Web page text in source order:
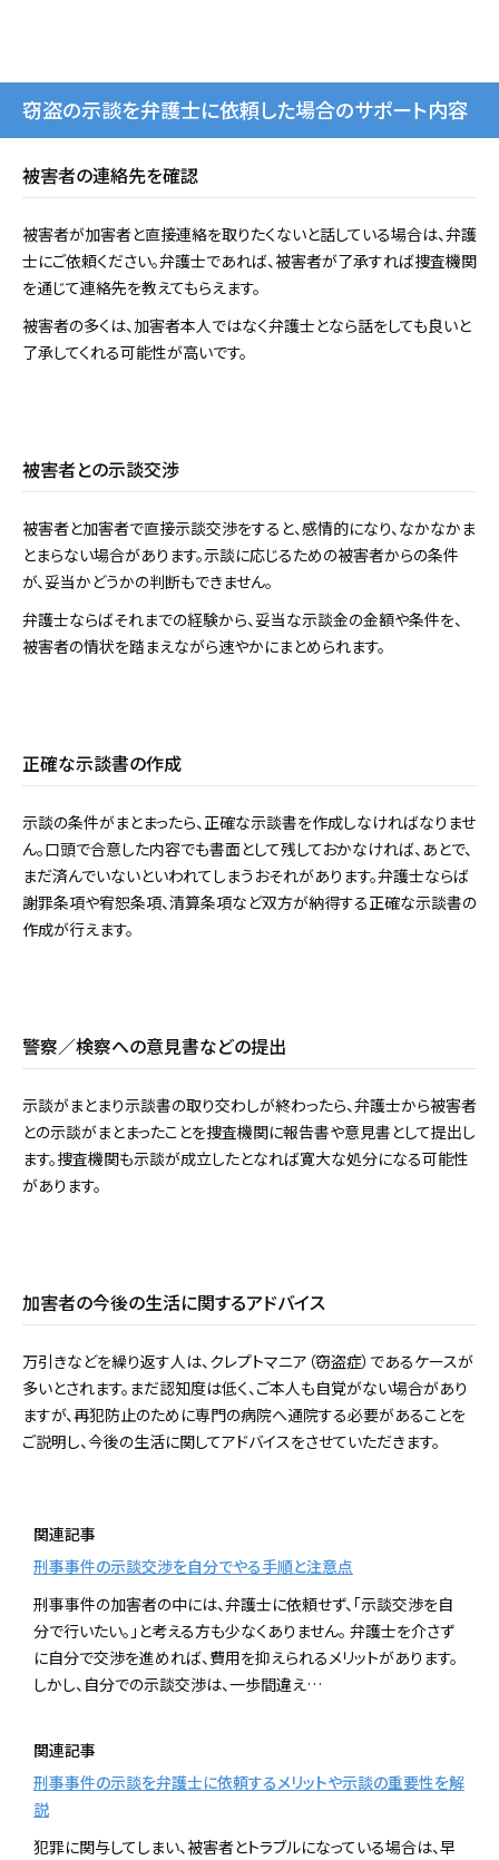
窃盗の示談を弁護士に依頼した場合のサポート内容
被害者の連絡先を確認
被害者が加害者と直接連絡を取りたくないと話している場合は、弁護
士にご依頼ください。弁護士であれば、被害者が了承すれば捜査機関
を通じて連絡先を教えてもらえます。
被害者の多くは、加害者本人ではなく弁護士となら話をしても良いと
了承してくれる可能性が高いです。
被害者との示談交渉
被害者と加害者で直接示談交渉をすると、感情的になり、なかなかま
とまらない場合があります。示談に応じるための被害者からの条件
が、妥当かどうかの判断もできません。
弁護士ならばそれまでの経験から、妥当な示談金の金額や条件を、
被害者の情状を踏まえながら速やかにまとめられます。
正確な示談書の作成
示談の条件がまとまったら、正確な示談書を作成しなければなりませ
ん。口頭で合意した内容でも書面として残しておかなければ、あとで、
まだ済んでいないといわれてしまうおそれがあります。弁護士ならば
謝罪条項や宥恕条項、清算条項など双方が納得する正確な示談書の
作成が行えます。
警察／検察への意見書などの提出
示談がまとまり示談書の取り交わしが終わったら、弁護士から被害者
との示談がまとまったことを捜査機関に報告書や意見書として提出し
ます。捜査機関も示談が成立したとなれば寛大な処分になる可能性
があります。
加害者の今後の生活に関するアドバイス
万引きなどを繰り返す人は、クレプトマニア（窃盗症）であるケースが
多いとされます。まだ認知度は低く、ご本人も自覚がない場合があり
ますが、再犯防止のために専門の病院へ通院する必要があることを
ご説明し、今後の生活に関してアドバイスをさせていただきます。
関連記事
刑事事件の示談交渉を自分でやる手順と注意点
刑事事件の加害者の中には、弁護士に依頼せず、「示談交渉を自
分で行いたい。」と考える方も少なくありません。 弁護士を介さず
に自分で交渉を進めれば、費用を抑えられるメリットがあります。
しかし、自分での示談交渉は、一歩間違え…
関連記事
刑事事件の示談を弁護士に依頼するメリットや示談の重要性を解
説
犯罪に関与してしまい、被害者とトラブルになっている場合は、早